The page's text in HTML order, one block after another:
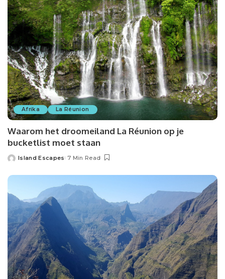
Afrika La Réunion
Waarom het droomeiland La Réunion op je
bucketlist moet staan
Posted
Island Escapes 7 Min Read